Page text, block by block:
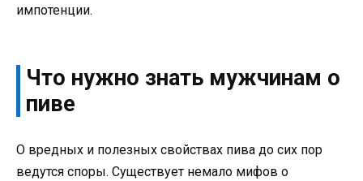
импотенции.
Что нужно знать мужчинам о
пиве
О вредных и полезных свойствах пива до сих пор
ведутся споры. Существует немало мифов о